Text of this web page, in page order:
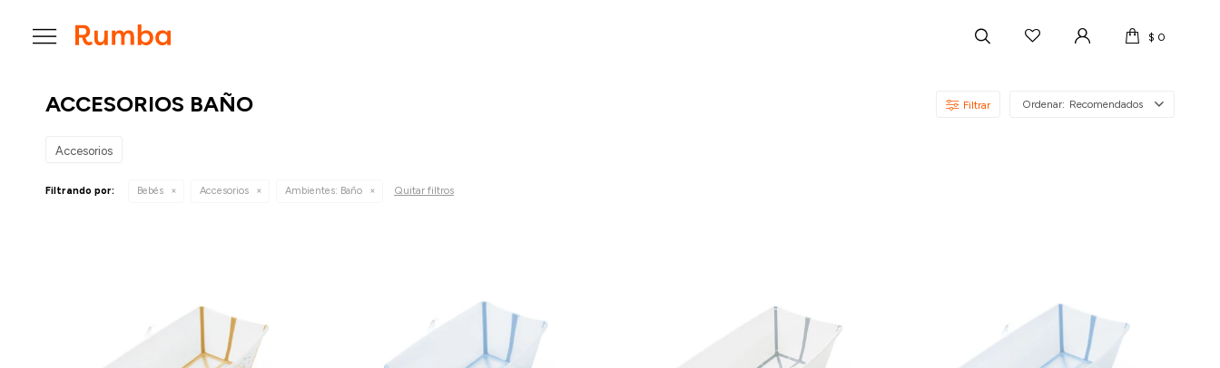
$ 0

ACCESORIOS BAÑO Recomendados
Accesorios
Filtrando por: Bebés Accesorios Ambientes: Baño Quitar filtros